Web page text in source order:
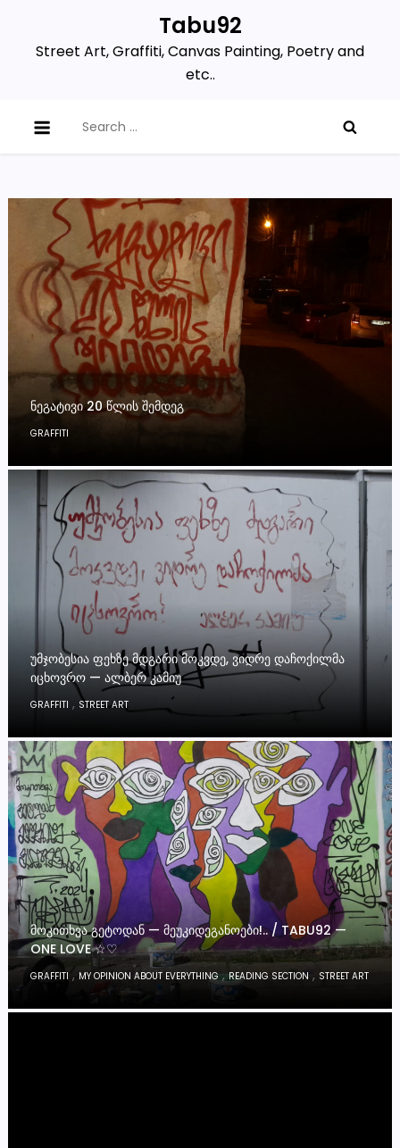
content
Tabu92
Street Art, Graffiti, Canvas Painting, Poetry and
etc..
for:
ᲜᲔᲒᲐᲢᲘᲕᲘ 20 ᲬᲚᲘᲡ ᲨᲔᲛᲓᲔᲒ
GRAFFITI
ᲣᲛᲯᲝᲑᲔᲡᲘᲐ ᲤᲔᲮᲖᲔ ᲛᲓᲒᲐᲠᲘ ᲛᲝᲙᲕᲓᲔ, ᲕᲘᲓᲠᲔ ᲓᲐᲩᲝᲥᲘᲚᲛᲐ
ᲘᲪᲮᲝᲕᲠᲝ — ᲐᲚᲑᲔᲠ ᲙᲐᲛᲘᲣ
GRAFFITI , STREET ART
ᲛᲝᲙᲘᲗᲮᲕᲐ ᲒᲔᲢᲝᲓᲐᲜ — ᲛᲔᲣᲙᲘᲓᲔᲒᲐᲜᲝᲔᲑᲘ!.. / TABU92 —
ONE LOVE ☆♡
GRAFFITI , MY OPINION ABOUT EVERYTHING ,READING SECTION , STREET ART